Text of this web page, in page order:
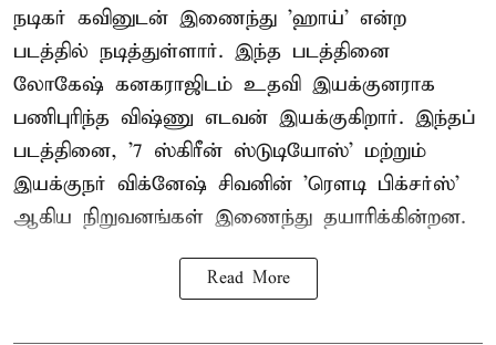
நடிகர் கவினுடன் இணைந்து 'ஹாய்' என்ற
படத்தில் நடித்துள்ளார். இந்த படத்தினை
லோகேஷ் கனகராஜிடம் உதவி இயக்குனராக
பணிபுரிந்த விஷ்ணு எடவன் இயக்குகிறார். இந்தப்
படத்தினை, '7 ஸ்கிரீன் ஸ்டுடியோஸ்' மற்றும்
இயக்குநர் விக்னேஷ் சிவனின் 'ரௌடி பிக்சர்ஸ்'
ஆகிய நிறுவனங்கள் இணைந்து தயாரிக்கின்றன.
Read More